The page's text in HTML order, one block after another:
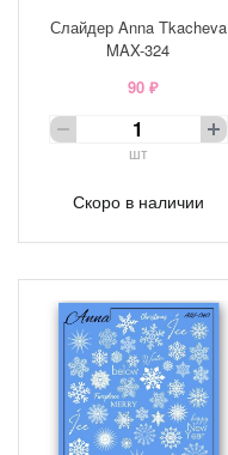
Слайдер Anna Tkacheva
MAX-324
90 ₽
шт
Скоро в наличии